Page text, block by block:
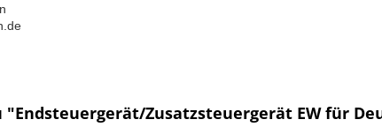
Zusatzsteuergerät EW für